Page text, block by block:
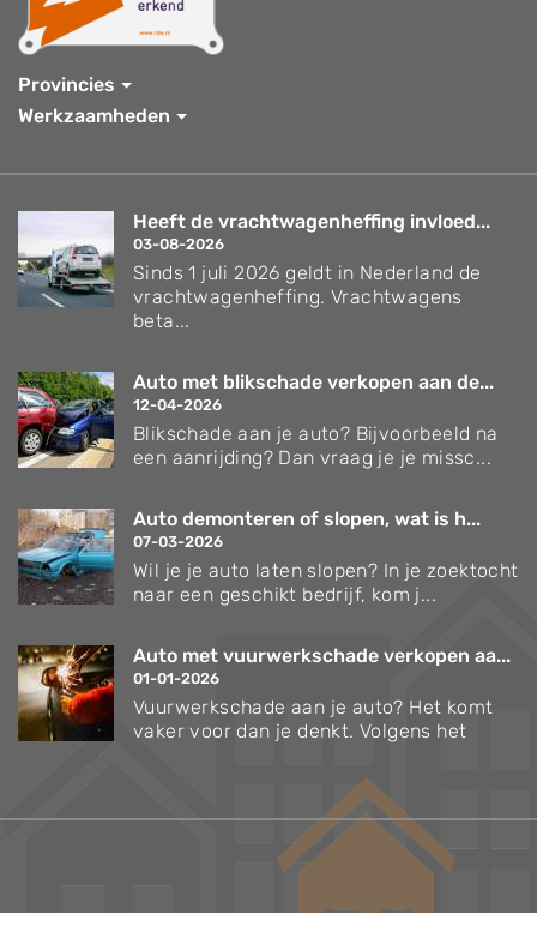
Provincies
Werkzaamheden
Heeft de vrachtwagenheffing invloed...
03-08-2026
Sinds 1 juli 2026 geldt in Nederland de
vrachtwagenheffing. Vrachtwagens
beta...
Auto met blikschade verkopen aan de...
12-04-2026
Blikschade aan je auto? Bijvoorbeeld na
een aanrijding? Dan vraag je je missc...
Auto demonteren of slopen, wat is h...
07-03-2026
Wil je je auto laten slopen? In je zoektocht
naar een geschikt bedrijf, kom j...
Auto met vuurwerkschade verkopen aa...
01-01-2026
Vuurwerkschade aan je auto? Het komt
vaker voor dan je denkt. Volgens het